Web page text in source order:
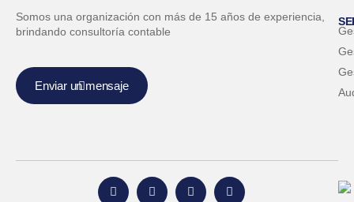
Somos una organización con más de 15 años de experiencia,
brindando consultoría contable
Enviar un mensaje